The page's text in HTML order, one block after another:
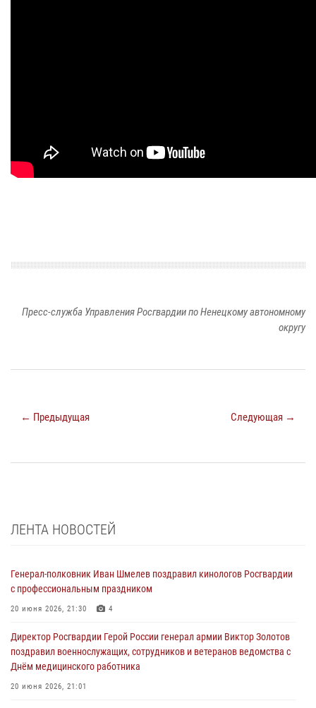
Пресс-служба Управления Росгвардии по Ненецкому автономному
округу
← Предыдущая Следующая →
ЛЕНТА НОВОСТЕЙ
Генерал-полковник Иван Шмелев поздравил кинологов Росгвардии
с профессиональным праздником
20 июня 2026, 21:30 4
Директор Росгвардии Герой России генерал армии Виктор Золотов
поздравил военнослужащих, сотрудников и ветеранов ведомства с
Днём медицинского работника
20 июня 2026, 21:01